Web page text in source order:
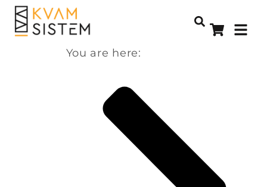
You are here: